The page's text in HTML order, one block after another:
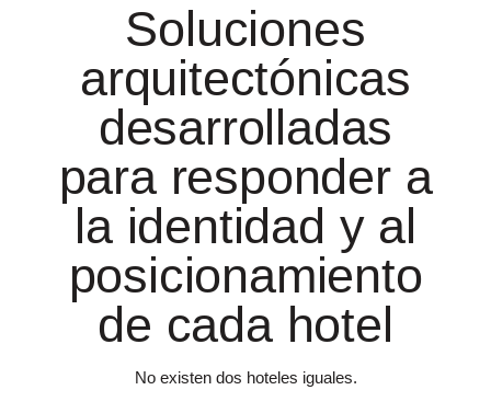
Soluciones
arquitectónicas
desarrolladas
para responder a
la identidad y al
posicionamiento
de cada hotel
No existen dos hoteles iguales.